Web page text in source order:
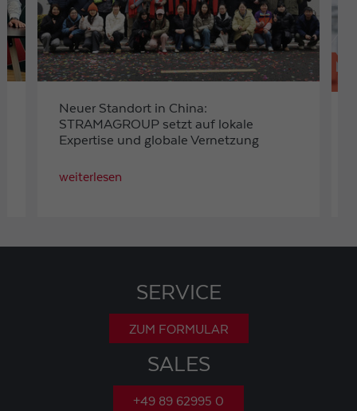
Neuer Standort in China:
STRAMAGROUP setzt auf lokale
Expertise und globale Vernetzung
weiterlesen
SERVICE
ZUM FORMULAR
SALES
+49 89 62995 0